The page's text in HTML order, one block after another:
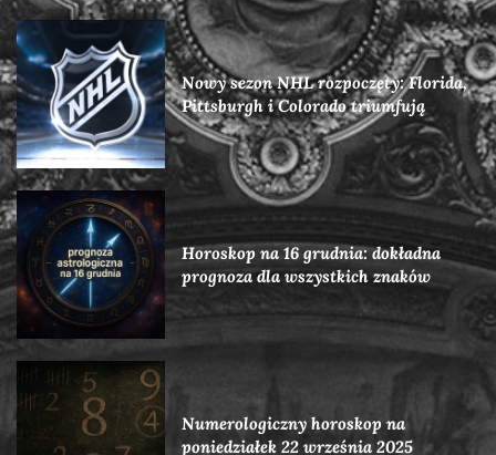
Nowy sezon NHL rozpoczęty: Florida,
Pittsburgh i Colorado triumfują
Horoskop na 16 grudnia: dokładna
prognoza dla wszystkich znaków
Numerologiczny horoskop na
poniedziałek 22 września 2025